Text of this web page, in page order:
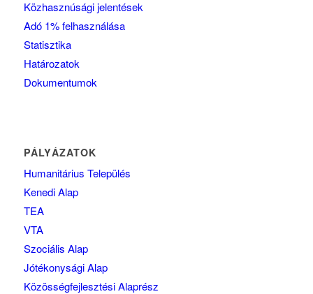
Közhasznúsági jelentések
Adó 1% felhasználása
Statisztika
Határozatok
Dokumentumok
PÁLYÁZATOK
Humanitárius Település
Kenedi Alap
TEA
VTA
Szociális Alap
Jótékonysági Alap
Közösségfejlesztési Alaprész